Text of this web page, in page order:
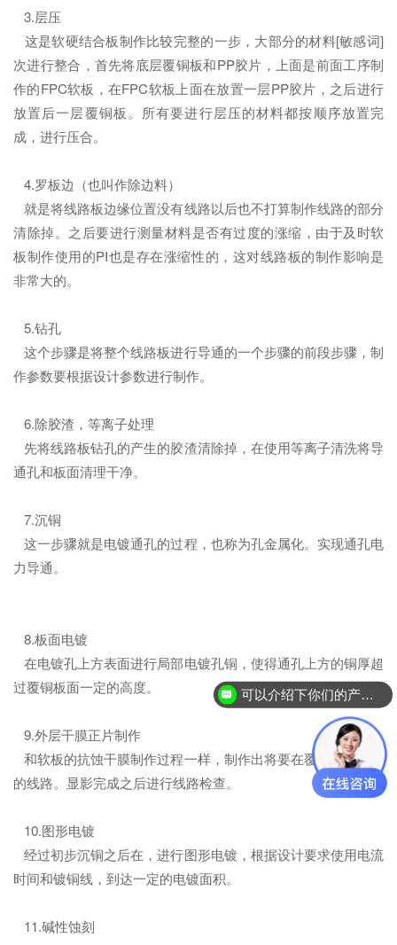
3.层压
这是软硬结合板制作比较完整的一步，大部分的材料[敏感词]
次进行整合，首先将底层覆铜板和PP胶片，上面是前面工序制
作的FPC软板，在FPC软板上面在放置一层PP胶片，之后进行
放置后一层覆铜板。所有要进行层压的材料都按顺序放置完
成，进行压合。
4.罗板边（也叫作除边料）
就是将线路板边缘位置没有线路以后也不打算制作线路的部分
清除掉。之后要进行测量材料是否有过度的涨缩，由于及时软
板制作使用的PI也是存在涨缩性的，这对线路板的制作影响是
非常大的。
5.钻孔
这个步骤是将整个线路板进行导通的一个步骤的前段步骤，制
作参数要根据设计参数进行制作。
6.除胶渣，等离子处理
先将线路板钻孔的产生的胶渣清除掉，在使用等离子清洗将导
通孔和板面清理干净。
7.沉铜
这一步骤就是电镀通孔的过程，也称为孔金属化。实现通孔电
力导通。
8.板面电镀
在电镀孔上方表面进行局部电镀孔铜，使得通孔上方的铜厚超
过覆铜板面一定的高度。
9.外层干膜正片制作
和软板的抗蚀干膜制作过程一样，制作出将要在覆铜板上蚀刻
的线路。显影完成之后进行线路检查。
10.图形电镀
经过初步沉铜之后在，进行图形电镀，根据设计要求使用电流
时间和镀铜线，到达一定的电镀面积。
11.碱性蚀刻
可以介绍下你们的产品么？